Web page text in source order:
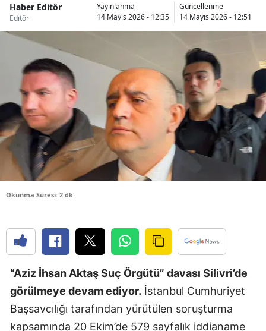
Bolu
Burdur
Bursa
Çanakkale
Çankırı
Diyarbakır
Edirne
Elazığ
Erzincan
Haber Editör
Editör
Yayınlanma
14 Mayıs 2026 - 12:35
Güncellenme
14 Mayıs 2026 - 12:51
Okunma Süresi: 2 dk
“Aziz İhsan Aktaş Suç Örgütü” davası Silivri’de
görülmeye devam ediyor. İstanbul Cumhuriyet
Başsavcılığı tarafından yürütülen soruşturma
kapsamında 20 Ekim’de 579 sayfalık iddianame